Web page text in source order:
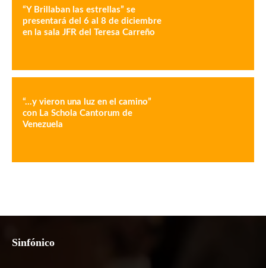
“Y Brillaban las estrellas” se
presentará del 6 al 8 de diciembre
en la sala JFR del Teresa Carreño
“…y vieron una luz en el camino”
con La Schola Cantorum de
Venezuela
Sinfónico